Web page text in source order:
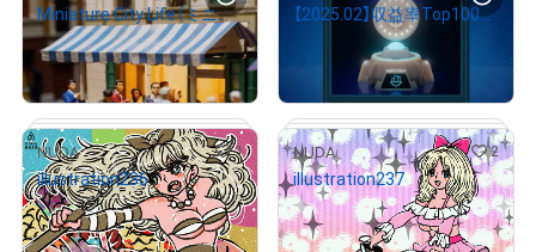
# 2/5
# 1/15
Miniature City Life（ミニチュア都市の暮らし）
¥1,500
売出し（初回販売）
# 70/100
【2025.02】収益率Top100「ドル円カップ 2025」 デジタルトロフィー
NUDA 1
illustration236
¥926
売出し（初回販売）
NUDA 2
illustration237
¥926
売出し（初回販売）